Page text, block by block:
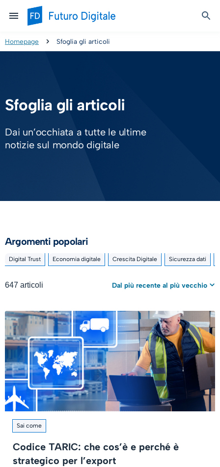
Homepage Sfoglia gli articoli
Sfoglia gli articoli
Dai un’occhiata a tutte le ultime
notizie sul mondo digitale
Argomenti popolari
Digital Trust Economia digitale Crescita Digitale Sicurezza dati
647 articoli Dal più recente al più vecchio
Sai come
Codice TARIC: che cos’è e perché è
strategico per l’export